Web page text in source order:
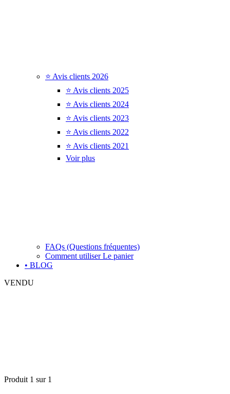
⭐ Avis clients 2026
⭐ Avis clients 2025
⭐ Avis clients 2024
⭐ Avis clients 2023
⭐ Avis clients 2022
⭐ Avis clients 2021
Voir plus
FAQs (Questions fréquentes)
Comment utiliser Le panier
• BLOG
VENDU
Produit 1 sur 1